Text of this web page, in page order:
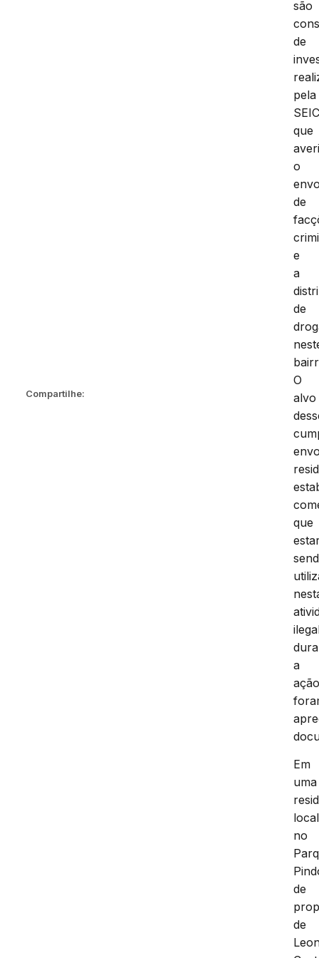
Compartilhe:
são
de
pela
que
o
de
e
a
de
O
alvo
que
a
Em
uma
no
de
de